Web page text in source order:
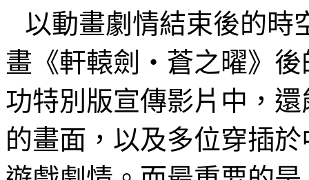
以動畫劇情結束後的時
畫《軒轅劍‧蒼之曜》後
功特別版宣傳影片中，
的畫面，以及多位穿插